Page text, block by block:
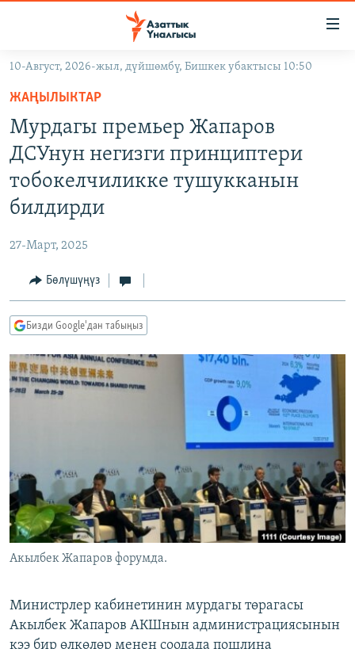
Навигацияга
өтүңүз
Издөөгө
салыңызКЫРГЫЗСТАН
САЯСАТ
ДҮЙНӨ
ДҮЙНӨ
УКРАИНА
АТАЙЫН ИЛИКТӨӨ
БҮГҮН АЗАТТЫКТА
ЭКСПЕРТТЕР ТАЛДАЙТ
БИЗ ЖАНА ДҮЙНӨ
ЭЖЕ-СИҢДИЛЕР
АЗАТТЫК+
ПОДКАСТ
ӨЗГӨЧӨ ПИКИР
Русский
ОНЛАЙН ШЕРИНЕ
ЭЕ/АРнун бардык сайттары
10-Август, 2026-жыл, дүйшөмбү, Бишкек убактысы 10:50
ЖАҢЫЛЫКТАР
Мурдагы премьер Жапаров
ДСУнун негизги принциптери
тобокелчиликке тушукканын
билдирди
27-Март, 2025
Бөлүшүңүз
Бизди Google'дан табыңыз
Акылбек Жапаров форумда.
Министрлер кабинетинин мурдагы төрагасы
Акылбек Жапаров АКШнын администрациясынын
кээ бир өлкөлөр менен соодада пошлина